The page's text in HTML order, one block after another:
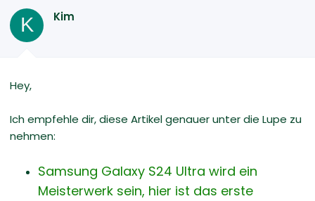
K Kim
Hey,
Ich empfehle dir, diese Artikel genauer unter die Lupe zu
nehmen:
Samsung Galaxy S24 Ultra wird ein
Meisterwerk sein, hier ist das erste